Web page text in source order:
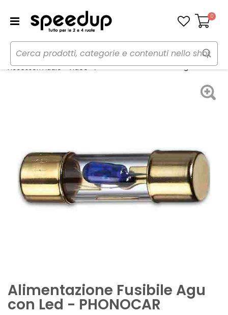
Carrello
0
Home Auto
Audio elettronica mobile
Accessori Audio - Video
Alimentazione Fusibile Agu con Led
Alimentazione Fusibile Agu
con Led - PHONOCAR